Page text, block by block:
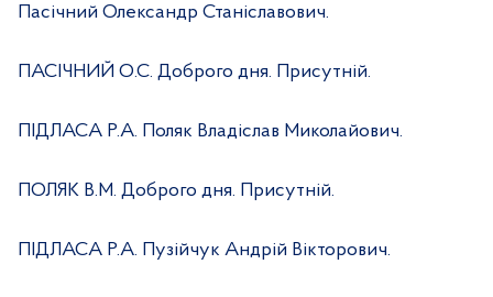
Пасічний Олександр Станіславович.
ПАСІЧНИЙ О.С. Доброго дня. Присутній.
ПІДЛАСА Р.А. Поляк Владіслав Миколайович.
ПОЛЯК В.М. Доброго дня. Присутній.
ПІДЛАСА Р.А. Пузійчук Андрій Вікторович.